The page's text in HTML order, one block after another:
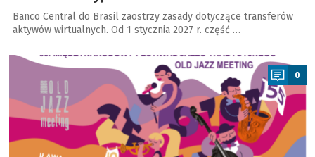
Banco Central do Brasil zaostrzy zasady dotyczące transferów
aktywów wirtualnych. Od 1 stycznia 2027 r. część …
a
0